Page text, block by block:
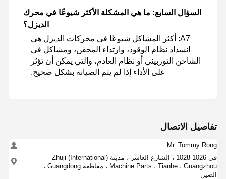
السؤال السابع: ما هي المشكلة الأكثر شيوعًا في محرك
الديزل؟
A7: أكثر المشاكل شيوعًا في محركات الديزل هي
انسداد نظام الوقود، وارتداء المحقن، ومشاكل في
الشاحن التوربيني أو نظام العادم، والتي يمكن أن تؤثر
على الأداء إذا لم يتم الصيانة بشكل صحيح.
تفاصيل الاتصال
Mr. Tommy Rong
في 1026-1028 ، الشارع العاشر ، مدينة Zhuji (International)
Machine Parts ، Tianhe ، Guangzhou ، مقاطعة Guangdong ،
الصين